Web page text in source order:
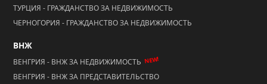
ТУРЦИЯ - ГРАЖДАНСТВО ЗА НЕДВИЖИМОСТЬ
ЧЕРНОГОРИЯ - ГРАЖДАНСТВО ЗА НЕДВИЖИМОСТЬ
ВНЖ
ВЕНГРИЯ - ВНЖ ЗА НЕДВИЖИМОСТЬ NEW!
ВЕНГРИЯ - ВНЖ ЗА ПРЕДСТАВИТЕЛЬСТВО